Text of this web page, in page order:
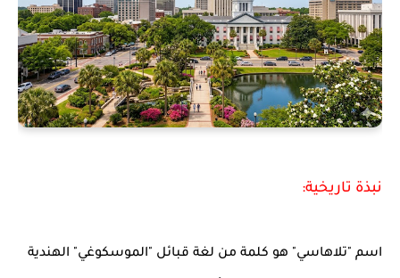
نبذة تاريخية:
اسم "تلاهاسي" هو كلمة من لغة قبائل "الموسكوغي" الهندية